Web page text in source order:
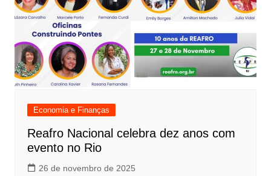
Economia e Finanças
Reafro Nacional celebra dez anos com
evento no Rio
26 de novembro de 2025